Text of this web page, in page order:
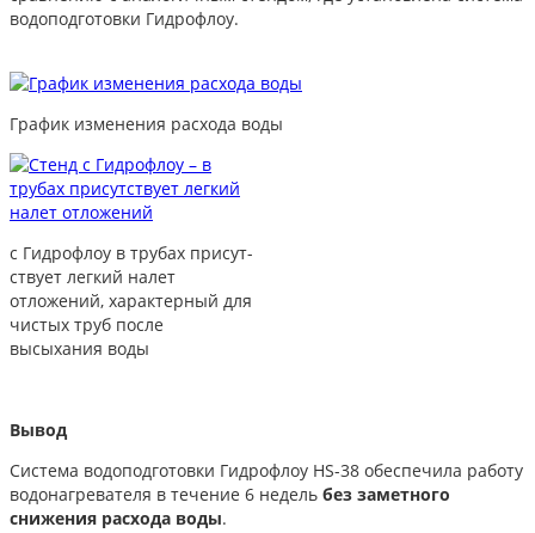
водоподготовки Гидрофлоу.
График изменения расхода воды
с Гидрофлоу в трубах присут-
ствует легкий налет
отложений, характерный для
чистых труб после
высыхания воды
Вывод
Система водоподготовки Гидрофлоу HS-38 обеспечила работу
водонагревателя в течение 6 недель без заметного
снижения расхода воды.